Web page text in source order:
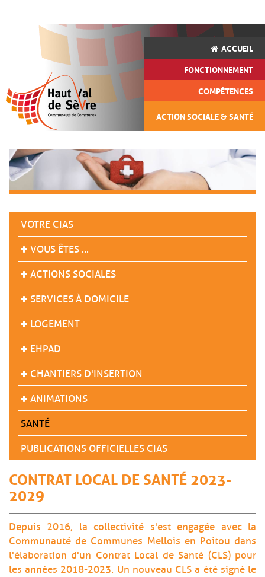
ACCUEIL
FONCTIONNEMENT
COMPÉTENCES
ACTION SOCIALE & SANTÉ
VOTRE CIAS
VOUS ÊTES ...
ACTIONS SOCIALES
SERVICES À DOMICILE
LOGEMENT
EHPAD
CHANTIERS D'INSERTION
ANIMATIONS
SANTÉ
PUBLICATIONS OFFICIELLES CIAS
CONTRAT LOCAL DE SANTÉ 2023-
2029
Depuis 2016, la collectivité s'est engagée avec la
Communauté de Communes Mellois en Poitou dans
l'élaboration d'un Contrat Local de Santé (CLS) pour
les années 2018-2023. Un nouveau CLS a été signé le